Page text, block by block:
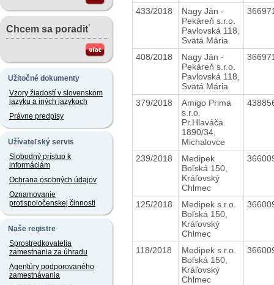
Chcem sa poradiť
Užitočné dokumenty
Vzory žiadostí v slovenskom
jazyku a iných jazykoch
Právne predpisy
Užívateľský servis
Slobodný prístup k
informáciám
Ochrana osobných údajov
Oznamovanie
protispoločenskej činnosti
Naše registre
Sprostredkovatelia
zamestnania za úhradu
Agentúry podporovaného
zamestnávania
433/2018
Nagy Ján -
Pekáreň s.r.o.
Pavlovská 118,
Svätá Mária
408/2018
Nagy Ján -
Pekáreň s.r.o.
Pavlovská 118,
Svätá Mária
379/2018
Amigo Prima
s.r.o.
Pr.Hlaváča
1890/34,
Michalovce
239/2018
Medipek
Boľská 150,
Kráľovský
Chlmec
125/2018
Medipek s.r.o.
Boľská 150,
Kráľovský
Chlmec
118/2018
Medipek s.r.o.
Boľská 150,
Kráľovský
Chlmec